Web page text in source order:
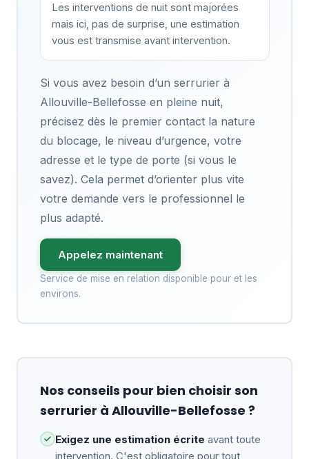
Les interventions de nuit sont majorées
mais ici, pas de surprise, une estimation
vous est transmise avant intervention.
Si vous avez besoin d’un serrurier à
Allouville-Bellefosse en pleine nuit,
précisez dès le premier contact la nature
du blocage, le niveau d’urgence, votre
adresse et le type de porte (si vous le
savez). Cela permet d’orienter plus vite
votre demande vers le professionnel le
plus adapté.
Appelez maintenant
Service de mise en relation disponible pour et les
environs.
Nos conseils pour bien choisir son
serrurier à Allouville-Bellefosse ?
Exigez une estimation écrite avant toute
intervention. C'est obligatoire pour tout